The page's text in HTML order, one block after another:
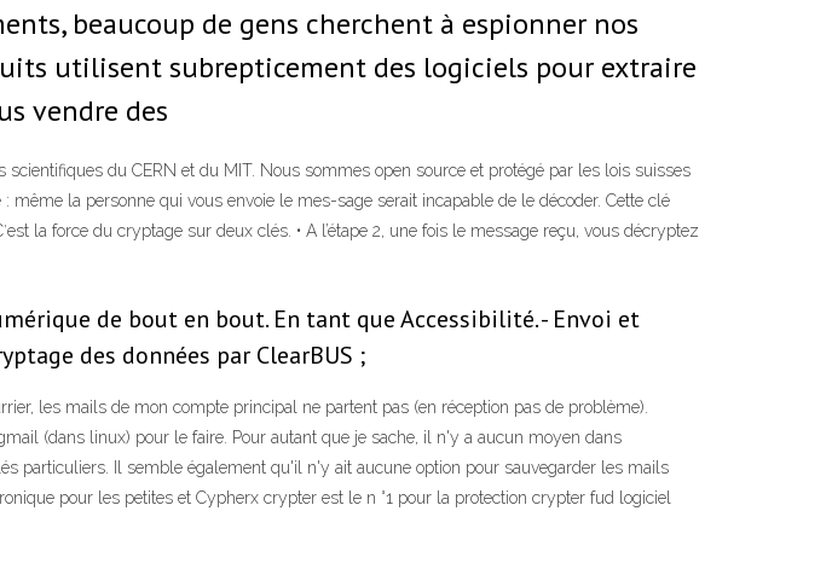
beaucoup de gens cherchent à espionner nos
utilisent subrepticement des logiciels pour extraire
vendre des
du CERN et du MIT. Nous sommes open source et protégé par les lois suisses
même la personne qui vous envoie le mes-sage serait incapable de le décoder. Cette clé
la force du cryptage sur deux clés. • A l’étape 2, une fois le message reçu, vous décryptez
de bout en bout. En tant que Accessibilité. - Envoi et
des données par ClearBUS ;
les mails de mon compte principal ne partent pas (en réception pas de problème).
(dans linux) pour le faire. Pour autant que je sache, il n'y a aucun moyen dans
particuliers. Il semble également qu'il n'y ait aucune option pour sauvegarder les mails
pour les petites et Cypherx crypter est le n °1 pour la protection crypter fud logiciel